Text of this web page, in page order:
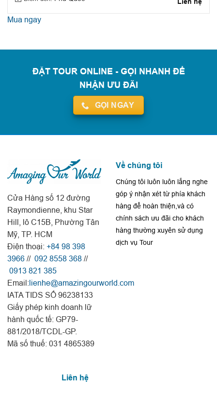
Mua ngay
ĐẶT TOUR ONLINE - GỌI NHANH ĐỂ
NHẬN ƯU ĐÃI
GỌI NGAY
Cửa Hàng số 12 đường
Raymondienne, khu Star
Hill, lô C15B, Phường Tân
Mỹ, TP. HCM
Điện thoại: +84 98 398
3966 // 092 8558 368 //
0913 821 385
Email: lienhe@amazingourworld.com
IATA TIDS SỐ 96238133
Giấy phép kinh doanh lữ
hành quốc tế: GP79-
881/2018/TCDL-GP.
Mã số thuế: 031 4865389
Về chúng tôi
Chúng tôi luôn luôn lắng nghe
góp ý nhận xét từ phía khách
hàng để hoàn thiện,và có
chính sách ưu đãi cho khách
hàng thường xuyên sử dụng
dịch vụ Tour
Liên hệ